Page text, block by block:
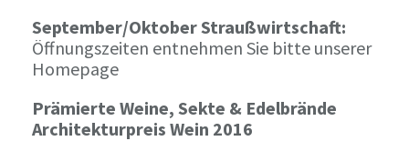
September/Oktober Straußwirtschaft:
Öffnungszeiten entnehmen Sie bitte unserer
Homepage
Prämierte Weine, Sekte & Edelbrände
Architekturpreis Wein 2016